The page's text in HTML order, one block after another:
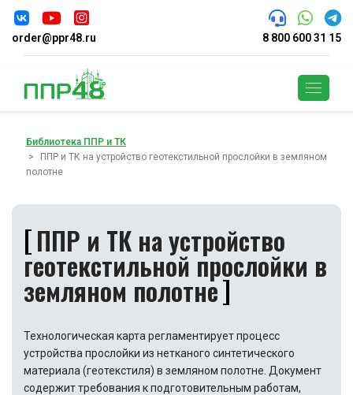
order@ppr48.ru 8 800 600 31 15
Библиотека ППР и ТК
ППР и ТК на устройство геотекстильной прослойки в земляном
полотне
ППР и ТК на устройство
геотекстильной прослойки в
земляном полотне
Технологическая карта регламентирует процесс
устройства прослойки из нетканого синтетического
материала (геотекстиля) в земляном полотне. Документ
содержит требования к подготовительным работам,